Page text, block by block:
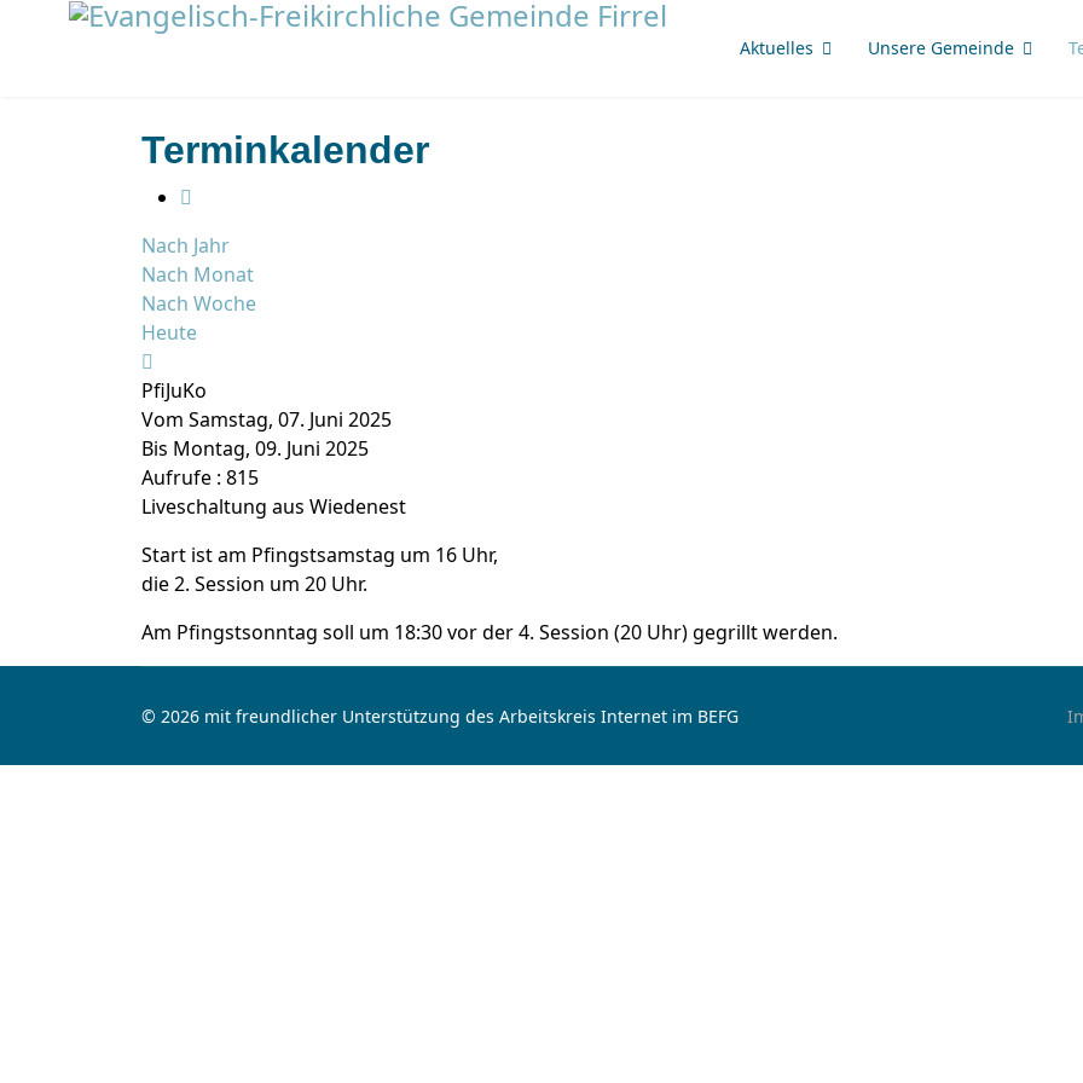
Aktuelles Unsere Gemeinde
Terminkalender
Nach Jahr
Nach Monat
Nach Woche
Heute
PfiJuKo
Vom Samstag, 07. Juni 2025
Bis Montag, 09. Juni 2025
Aufrufe : 815
Liveschaltung aus Wiedenest
Start ist am Pfingstsamstag um 16 Uhr,
die 2. Session um 20 Uhr.
Am Pfingstsonntag soll um 18:30 vor der 4. Session (20 Uhr) gegrillt werden.
© 2026 mit freundlicher Unterstützung des Arbeitskreis Internet im BEFG